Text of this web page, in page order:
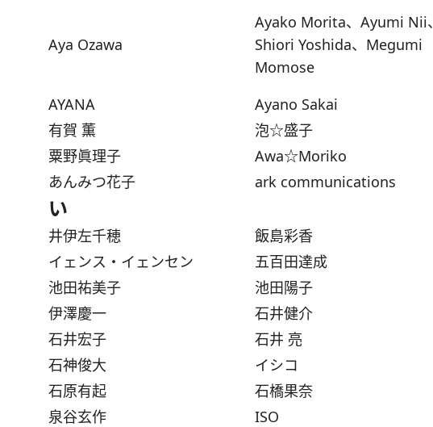
Aya Ozawa
Ayako Morita、Ayumi Nii、
Shiori Yoshida、Megumi
Momose
AYANA
Ayano Sakai
有賀 薫
泡☆盛子
粟野眞理子
Awa☆Moriko
あんみつ花子
ark communications
い
井伊左千穂 飯島彩香
イェンス・イェンセン
五百田達成
池田祐美子
池田陽子
伊澤慶一
石井健介
石井宏子
石井 亮
石神俊大
イシコ
石原有起
石橋果奈
泉谷玄作
ISO